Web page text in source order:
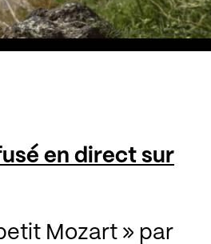
en direct sur
Mozart » par